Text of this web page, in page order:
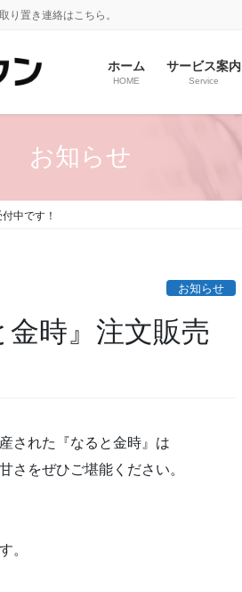
り置き連絡はこちら。
ホーム
HOME
サービス案内
Service
お知らせ
中です！
お知らせ
時』注文販売
された『なると金時』は
さをぜひご堪能ください。
。